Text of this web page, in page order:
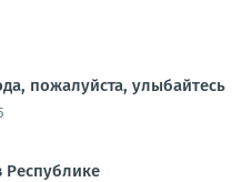
пожалуйста, улыбайтесь
Республике